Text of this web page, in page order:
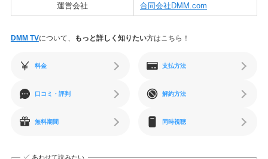
運営会社 合同会社DMM.com
DMM TVについて、 もっと詳しく知りたい方はこちら！
料金 支払方法
口コミ・評判 解約方法
無料期間 同時視聴
あわせて読みたい